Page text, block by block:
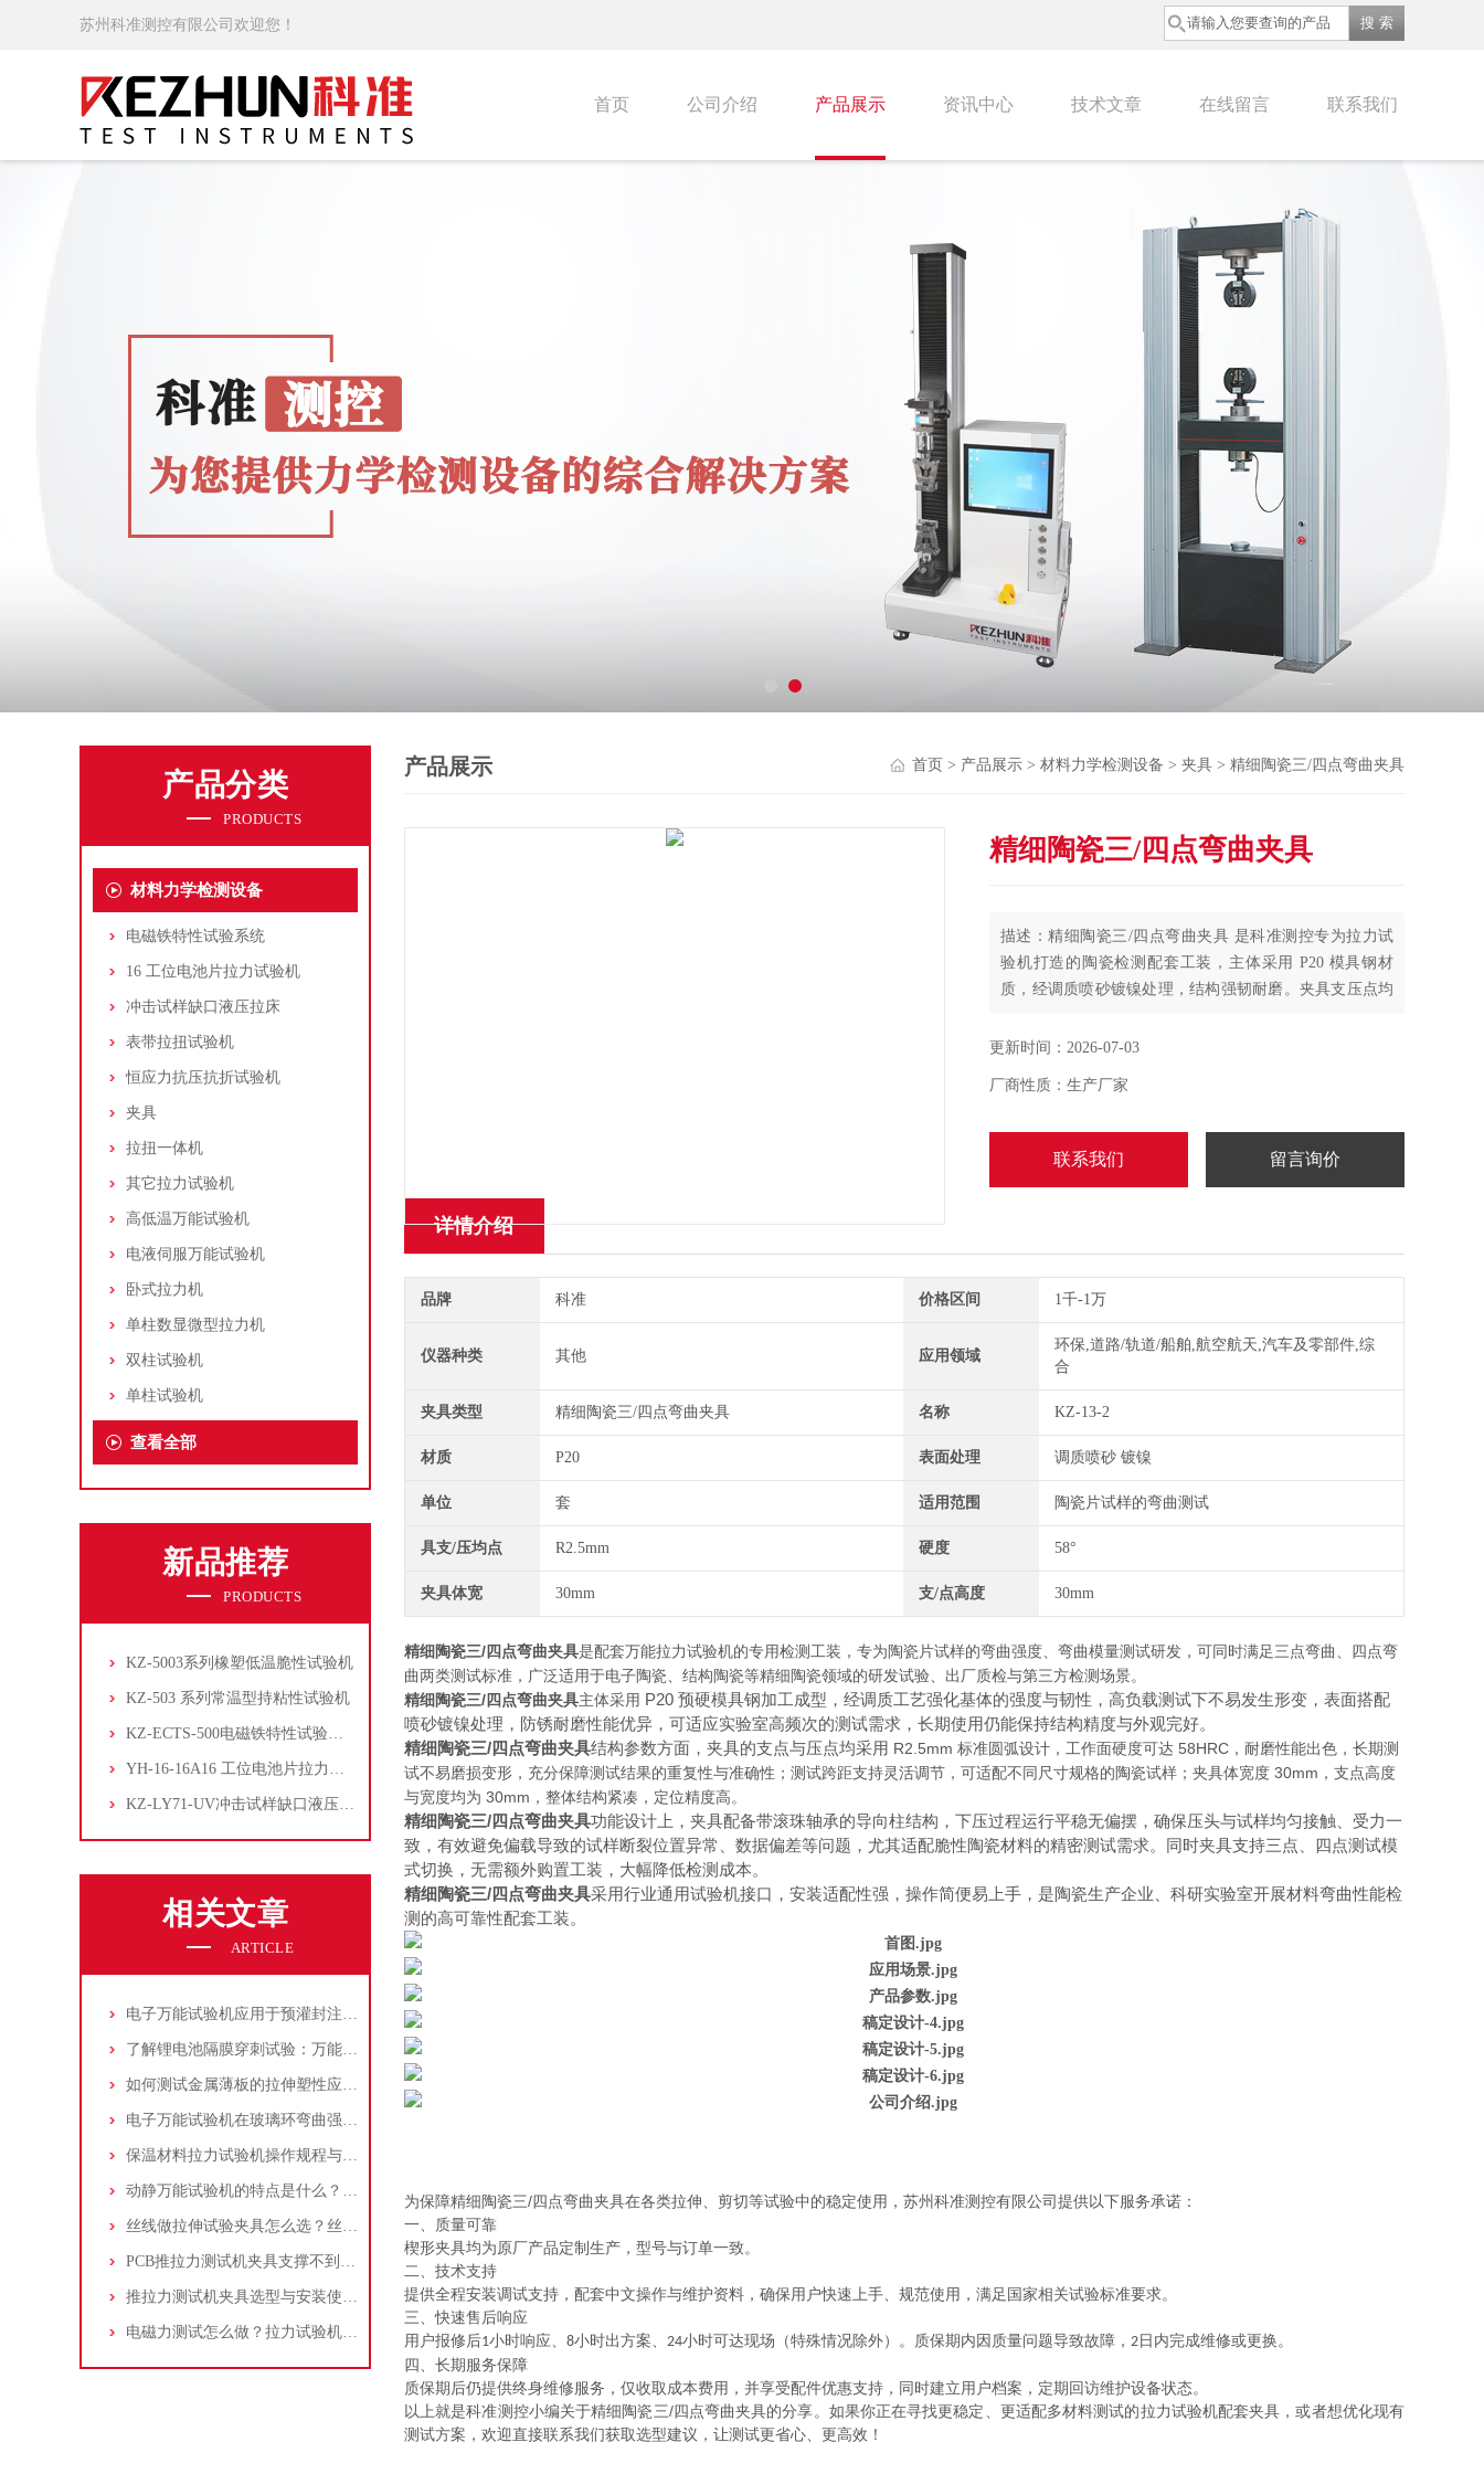
苏州科准测控有限公司欢迎您！
首页 公司介绍 产品展示 资讯中心 技术文章 在线留言 联系我们
产品分类
PRODUCTS
材料力学检测设备
电磁铁特性试验系统
16 工位电池片拉力试验机
冲击试样缺口液压拉床
表带拉扭试验机
恒应力抗压抗折试验机
夹具
拉扭一体机
其它拉力试验机
高低温万能试验机
电液伺服万能试验机
卧式拉力机
单柱数显微型拉力机
双柱试验机
单柱试验机
查看全部
新品推荐
PRODUCTS
KZ-5003系列橡塑低温脆性试验机
KZ-503 系列常温型持粘性试验机
KZ-ECTS-500电磁铁特性试验系统
YH-16-16A16 工位电池片拉力试验机
KZ-LY71-UV冲击试样缺口液压拉床
相关文章
ARTICLE
电子万能试验机应用于预灌封注射器注射针与针座连接力测试：方法与步骤详解
了解锂电池隔膜穿刺试验：万能试验机与穿刺夹具的应用操作指南
如何测试金属薄板的拉伸塑性应变比(r值)：万能试验机操作步骤解析！
电子万能试验机在玻璃环弯曲强度测试中的应用：原理、标准和流程
保温材料拉力试验机操作规程与测试标准介绍：夹具选择及应用
动静万能试验机的特点是什么？适合做什么试验？
丝线做拉伸试验夹具怎么选？丝线拉伸试验夹具应该如何操作？
PCB推拉力测试机夹具支撑不到位，贴片电阻掉件却测不出？一个案例告诉你
推拉力测试机夹具选型与安装使用详细指南
电磁力测试怎么做？拉力试验机选量程/精度/夹具配置指南
产品展示 首页 > 产品展示 > 材料力学检测设备 > 夹具 > 精细陶瓷三/四点弯曲夹具
精细陶瓷三/四点弯曲夹具
描述：精细陶瓷三/四点弯曲夹具 是科准测控专为拉力试
验机打造的陶瓷检测配套工装，主体采用 P20 模具钢材
质，经调质喷砂镀镍处理，结构强韧耐磨。夹具支压点均
带滚珠轴承的导向柱，运行平稳对中精准。产品兼容三
能检测，测试数据稳定可靠，适配通用试验机接口，是精
更新时间：2026-07-03
厂商性质：生产厂家
联系我们 留言询价
详情介绍
品牌 科准 价格区间 1千-1万
仪器种类 其他 应用领域
环保,道路/轨道/船舶,航空航天,汽车及零部件,综
合
夹具类型 精细陶瓷三/四点弯曲夹具 名称 KZ-13-2
材质 P20 表面处理 调质喷砂 镀镍
单位 套 适用范围 陶瓷片试样的弯曲测试
具支/压均点 R2.5mm 硬度 58°
夹具体宽 30mm 支/点高度 30mm
精细陶瓷三/四点弯曲夹具是配套万能拉力试验机的专用检测工装，专为陶瓷片试样的弯曲强度、弯曲模量测试研发，可同时满足三点弯曲、四点弯
曲两类测试标准，广泛适用于电子陶瓷、结构陶瓷等精细陶瓷领域的研发试验、出厂质检与第三方检测场景。
精细陶瓷三/四点弯曲夹具主体采用 P20 预硬模具钢加工成型，经调质工艺强化基体的强度与韧性，高负载测试下不易发生形变，表面搭配
喷砂镀镍处理，防锈耐磨性能优异，可适应实验室高频次的测试需求，长期使用仍能保持结构精度与外观完好。
精细陶瓷三/四点弯曲夹具结构参数方面，夹具的支点与压点均采用 R2.5mm 标准圆弧设计，工作面硬度可达 58HRC，耐磨性能出色，长期测
试不易磨损变形，充分保障测试结果的重复性与准确性；测试跨距支持灵活调节，可适配不同尺寸规格的陶瓷试样；夹具体宽度 30mm，支点高度
与宽度均为 30mm，整体结构紧凑，定位精度高。
精细陶瓷三/四点弯曲夹具功能设计上，夹具配备带滚珠轴承的导向柱结构，下压过程运行平稳无偏摆，确保压头与试样均匀接触、受力一
致，有效避免偏载导致的试样断裂位置异常、数据偏差等问题，尤其适配脆性陶瓷材料的精密测试需求。同时夹具支持三点、四点测试模
式切换，无需额外购置工装，大幅降低检测成本。
精细陶瓷三/四点弯曲夹具采用行业通用试验机接口，安装适配性强，操作简便易上手，是陶瓷生产企业、科研实验室开展材料弯曲性能检
测的高可靠性配套工装。
为保障精细陶瓷三/四点弯曲夹具在各类拉伸、剪切等试验中的稳定使用，苏州科准测控有限公司提供以下服务承诺：
一、质量可靠
楔形夹具均为原厂产品定制生产，型号与订单一致。
二、技术支持
提供全程安装调试支持，配套中文操作与维护资料，确保用户快速上手、规范使用，满足国家相关试验标准要求。
三、快速售后响应
用户报修后1小时响应、 8小时出方案、 24小时可达现场（特殊情况除外）。质保期内因质量问题导致故障， 2 日内完成维修或更换。
四、长期服务保障
质保期后仍提供终身维修服务，仅收取成本费用，并享受配件优惠支持，同时建立用户档案，定期回访维护设备状态。
以上就是科准测控小编关于精细陶瓷三/四点弯曲夹具的分享。如果你正在寻找更稳定、更适配多材料测试的拉力试验机配套夹具，或者想优化现有
测试方案，欢迎直接联系我们获取选型建议，让测试更省心、更高效！